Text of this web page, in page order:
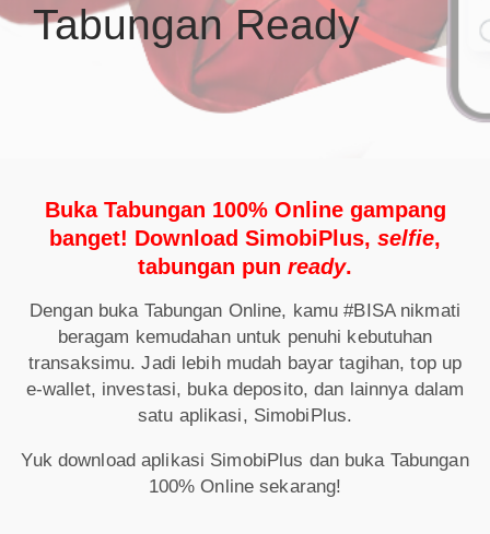
Tabungan Ready
Buka Tabungan 100% Online gampang
banget! Download SimobiPlus, selfie,
tabungan pun ready.
Dengan buka Tabungan Online, kamu #BISA nikmati
beragam kemudahan untuk penuhi kebutuhan
transaksimu. Jadi lebih mudah bayar tagihan, top up
e-wallet, investasi, buka deposito, dan lainnya dalam
satu aplikasi, SimobiPlus.
Yuk download aplikasi SimobiPlus dan buka Tabungan
100% Online sekarang!